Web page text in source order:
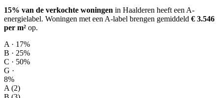
15% van de verkochte woningen in Haalderen heeft een A-
energielabel. Woningen met een A-label brengen gemiddeld € 3.546
per m² op.
A · 17%
B · 25%
C · 50%
G ·
8%
A (2)